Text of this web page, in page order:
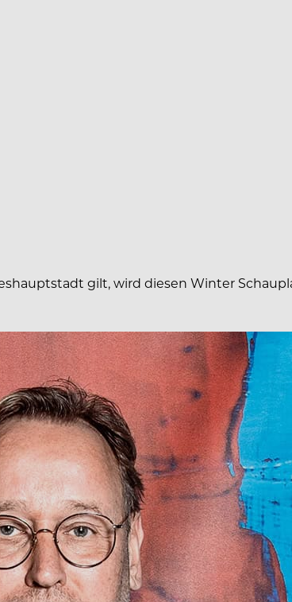
gilt, wird diesen Winter